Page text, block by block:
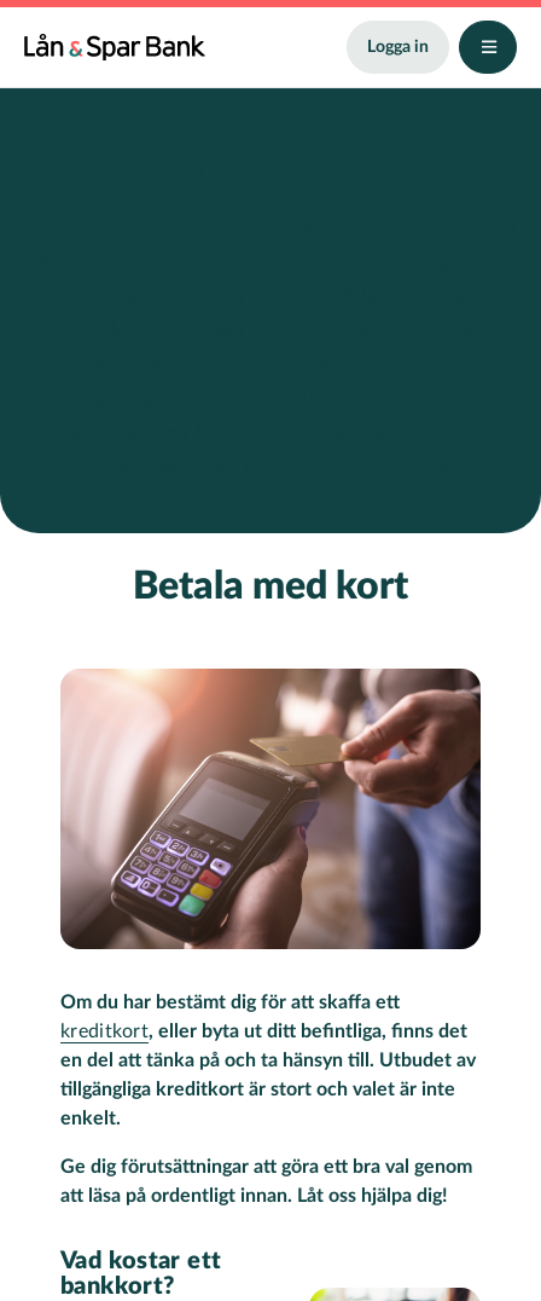
Hoppa
Logga in
Betala med kort
Om du har bestämt dig för att skaffa ett
kreditkort, eller byta ut ditt befintliga, finns det
en del att tänka på och ta hänsyn till. Utbudet av
tillgängliga kreditkort är stort och valet är inte
enkelt.
Ge dig förutsättningar att göra ett bra val genom
att läsa på ordentligt innan. Låt oss hjälpa dig!
Vad kostar ett
bankkort?